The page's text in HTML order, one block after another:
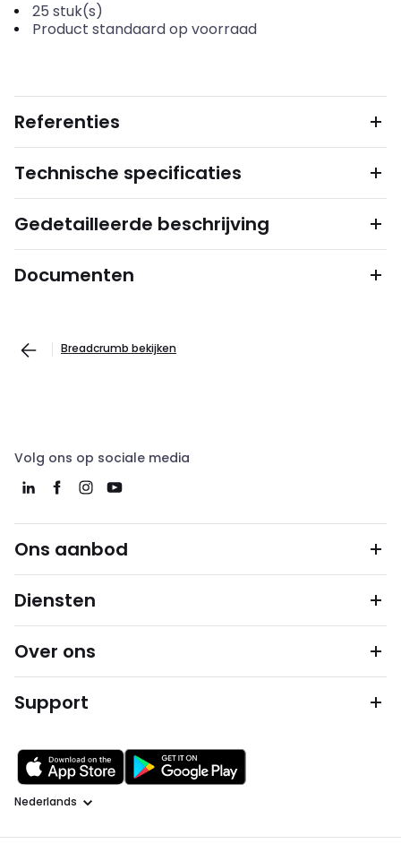
25 stuk(s)
Product standaard op voorraad
Referenties
Technische specificaties
Gedetailleerde beschrijving
Documenten
Breadcrumb bekijken
Volg ons op sociale media
Ons aanbod
Diensten
Over ons
Support
Taal